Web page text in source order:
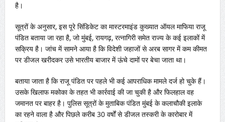
है।
सूत्रों के अनुसार, इस पूरे सिंडिकेट का मास्टरमाइंड कुख्यात ऑयल माफिया राजू
पंडित बताया जा रहा है, जो मुंबई, रायगढ़, रत्नागिरी समेत राज्य के कई इलाकों में
सक्रिय है। जांच में सामने आया है कि विदेशी जहाजों से अरब सागर में कम कीमत
पर डीजल खरीदकर उसे भारतीय बाजार में ऊंचे दामों पर बेचा जाता था।
बताया जाता है कि राजू पंडित पर पहले भी कई आपराधिक मामले दर्ज हो चुके हैं।
उसके खिलाफ मकोका के तहत भी कार्रवाई की जा चुकी है और फिलहाल वह
जमानत पर बाहर है। पुलिस सूत्रों के मुताबिक पंडित मुंबई के कलाचौकी इलाके
का रहने वाला है और पिछले करीब 30 वर्षों से डीजल तस्करी के कारोबार में